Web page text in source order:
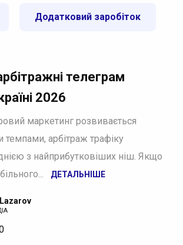
Додатковий заробіток
телеграм
2026
маркетинг розвивається
арбітраж трафіку
з найприбутковіших ніш. Якщо
ДЕТАЛЬНІШЕ